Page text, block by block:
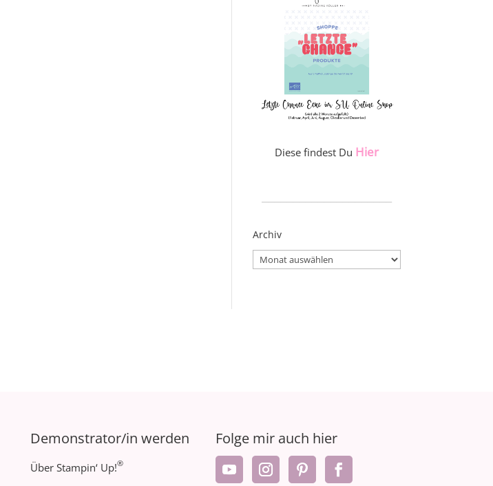
Diese findest Du Hier
Archiv
Archiv
Demonstrator/in werden
Über Stampin‘ Up!®
Folge mir auch hier